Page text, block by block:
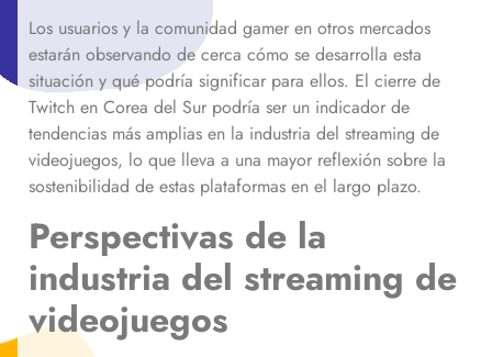
Los usuarios y la comunidad gamer en otros mercados
estarán observando de cerca cómo se desarrolla esta
situación y qué podría significar para ellos. El cierre de
Twitch en Corea del Sur podría ser un indicador de
tendencias más amplias en la industria del streaming de
videojuegos, lo que lleva a una mayor reflexión sobre la
sostenibilidad de estas plataformas en el largo plazo.
Perspectivas de la
industria del streaming de
videojuegos